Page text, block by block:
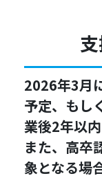
2026年3月
予定、もし
業後2年以内
また、高卒
象となる場